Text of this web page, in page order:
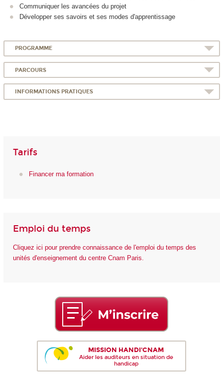
Communiquer les avancées du projet
Développer ses savoirs et ses modes d'apprentissage
PROGRAMME
PARCOURS
INFORMATIONS PRATIQUES
Tarifs
Financer ma formation
Emploi du temps
Cliquez ici pour prendre connaissance de l'emploi du temps des
unités d'enseignement du centre Cnam Paris.
MISSION HANDI'CNAM
Aider les auditeurs en situation de
handicap